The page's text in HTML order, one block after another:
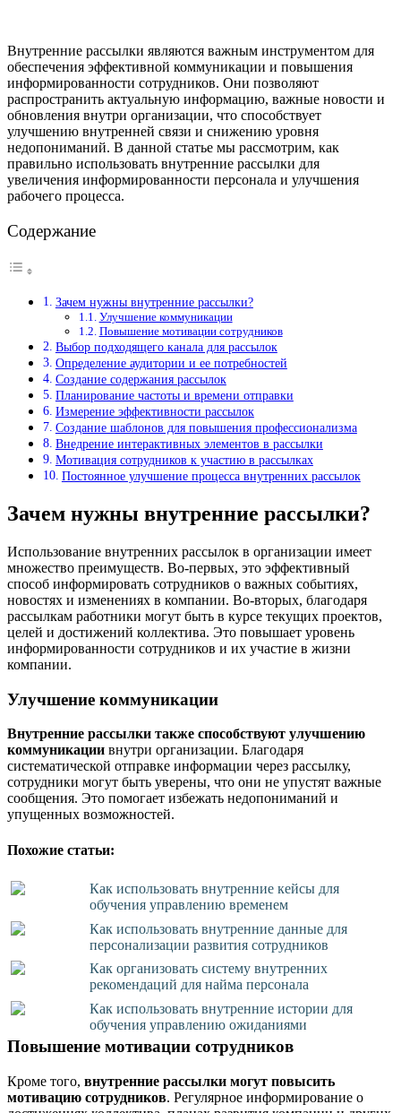
Внутренние рассылки являются важным инструментом для
обеспечения эффективной коммуникации и повышения
информированности сотрудников. Они позволяют
распространить актуальную информацию, важные новости и
обновления внутри организации, что способствует
улучшению внутренней связи и снижению уровня
недопониманий. В данной статье мы рассмотрим, как
правильно использовать внутренние рассылки для
увеличения информированности персонала и улучшения
рабочего процесса.
Содержание
Зачем нужны внутренние рассылки?
Улучшение коммуникации
Повышение мотивации сотрудников
Выбор подходящего канала для рассылок
Определение аудитории и ее потребностей
Создание содержания рассылок
Планирование частоты и времени отправки
Измерение эффективности рассылок
Создание шаблонов для повышения профессионализма
Внедрение интерактивных элементов в рассылки
Мотивация сотрудников к участию в рассылках
Постоянное улучшение процесса внутренних рассылок
Зачем нужны внутренние рассылки?
Использование внутренних рассылок в организации имеет
множество преимуществ. Во-первых, это эффективный
способ информировать сотрудников о важных событиях,
новостях и изменениях в компании. Во-вторых, благодаря
рассылкам работники могут быть в курсе текущих проектов,
целей и достижений коллектива. Это повышает уровень
информированности сотрудников и их участие в жизни
компании.
Улучшение коммуникации
Внутренние рассылки также способствуют улучшению
коммуникации внутри организации. Благодаря
систематической отправке информации через рассылку,
сотрудники могут быть уверены, что они не упустят важные
сообщения. Это помогает избежать недопониманий и
упущенных возможностей.
Похожие статьи:
Как использовать внутренние кейсы для
обучения управлению временем
Как использовать внутренние данные для
персонализации развития сотрудников
Как организовать систему внутренних
рекомендаций для найма персонала
Как использовать внутренние истории для
обучения управлению ожиданиями
Повышение мотивации сотрудников
Кроме того, внутренние рассылки могут повысить
мотивацию сотрудников. Регулярное информирование о